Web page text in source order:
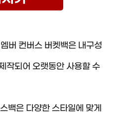
버 컨버스 버켓백은 내구성
작되어 오랫동안 사용할 수
백은 다양한 스타일에 맞게